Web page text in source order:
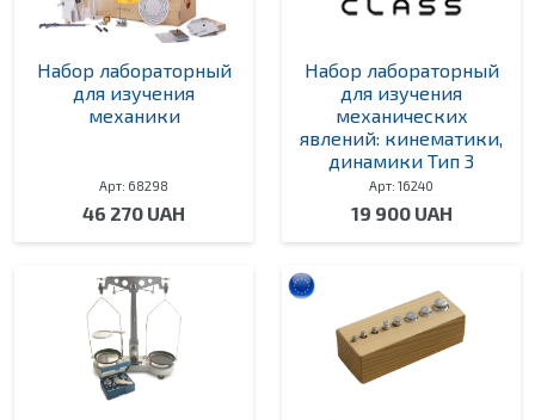
Набор лабораторный
для изучения
механики
Арт: 68298
46 270 UAH
Набор лабораторный
для изучения
механических
явлений: кинематики,
динамики Тип 3
Арт: 16240
19 900 UAH